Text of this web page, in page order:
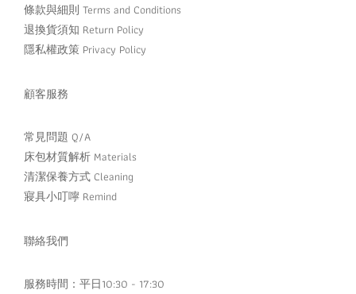
條款與細則 Terms and Conditions
退換貨須知 Return Policy
隱私權政策 Privacy Policy
顧客服務
常見問題 Q/A
床包材質解析 Materials
清潔保養方式 Cleaning
寢具小叮嚀 Remind
聯絡我們
服務時間：平日10:30 - 17:30